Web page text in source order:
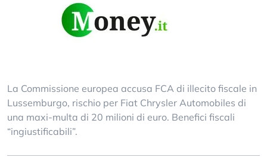
La Commissione europea accusa FCA di illecito fiscale in
Lussemburgo, rischio per Fiat Chrysler Automobiles di
una maxi-multa di 20 milioni di euro. Benefici fiscali
“ingiustificabili”.